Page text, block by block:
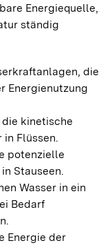
Wind
Sonne
Energiequelle,
ständig
die
Energienutzung
die kinetische
in Flüssen.
potenzielle
Stauseen.
Wasser in ein
Bedarf
Energie der